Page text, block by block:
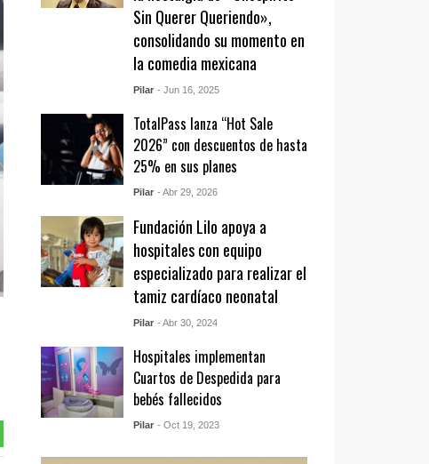
Sin Querer Queriendo»,
consolidando su momento en
la comedia mexicana
Pilar - Jun 16, 2025
TotalPass lanza “Hot Sale
2026” con descuentos de hasta
25% en sus planes
Pilar - Abr 29, 2026
Fundación Lilo apoya a
hospitales con equipo
especializado para realizar el
tamiz cardíaco neonatal
Pilar - Abr 30, 2024
Hospitales implementan
Cuartos de Despedida para
bebés fallecidos
Pilar - Oct 19, 2023